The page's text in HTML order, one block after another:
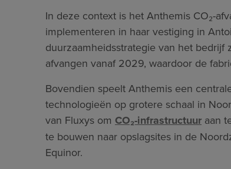
In deze context is het Anthemis CO₂-
implementeren in haar vestiging in
duurzaamheidsstrategie van het
afvangen vanaf 2029, waardoor de
Bovendien speelt Anthemis een
technologieën op grotere schaal in
van Fluxys om CO₂-infrastructuur aan
te bouwen naar opslagsites in de
Equinor.